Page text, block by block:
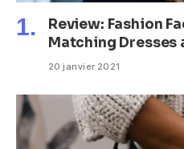
Review: Fashion
Matching Dresses
20 janvier 2021